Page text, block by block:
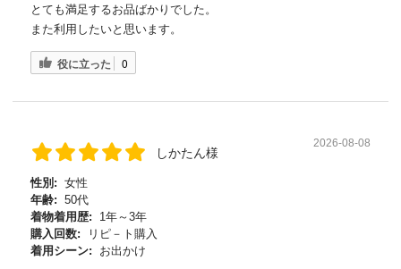
とても満足するお品ばかりでした。
また利用したいと思います。
役に立った 0
しかたん様
2026-08-08
性別: 女性
年齢: 50代
着物着用歴:
1年～3年
購入回数:
リピ－ト購入
着用シーン:
お出かけ